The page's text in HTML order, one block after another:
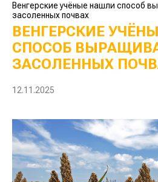
Венгерские учёные нашли способ
засоленных почвах
ВЕНГЕРСКИЕ
СПОСОБ
ЗАСОЛЕННЫХ
12.11.2025